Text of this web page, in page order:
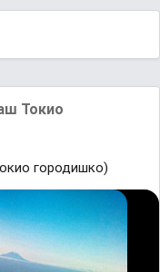
Токиo
городишко)